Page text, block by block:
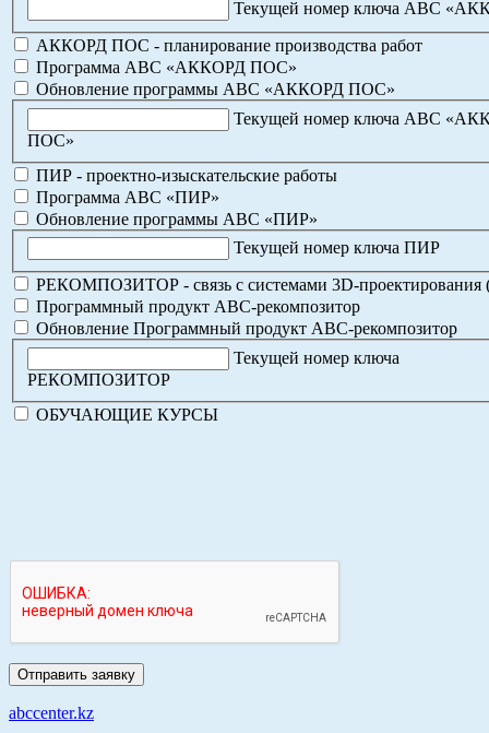
Текущей номер ключа АВС
АККОРД ПОС - планирование производства работ
Программа АВС «АККОРД ПОС»
Обновление программы АВС «АККОРД ПОС»
Текущей номер ключа АВС
ПОС»
ПИР - проектно-изыскательские работы
Программа АВС «ПИР»
Обновление программы АВС «ПИР»
Текущей номер ключа ПИР
РЕКОМПОЗИТОР - связь с системами 3D-проектирования
Программный продукт АВС-рекомпозитор
Обновление Программный продукт АВС-рекомпозитор
Текущей номер ключа
РЕКОМПОЗИТОР
ОБУЧАЮЩИЕ КУРСЫ
abccenter.kz